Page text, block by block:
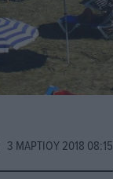
3 ΜΑΡΤΊΟΥ 2018 08:15